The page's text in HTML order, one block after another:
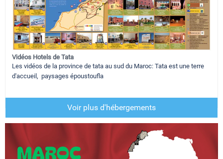
Vidéos Hotels de Tata
Les vidéos de la province de tata au sud du Maroc: Tata est une terre
d'accueil, paysages époustoufla
Voir plus d'hébergements